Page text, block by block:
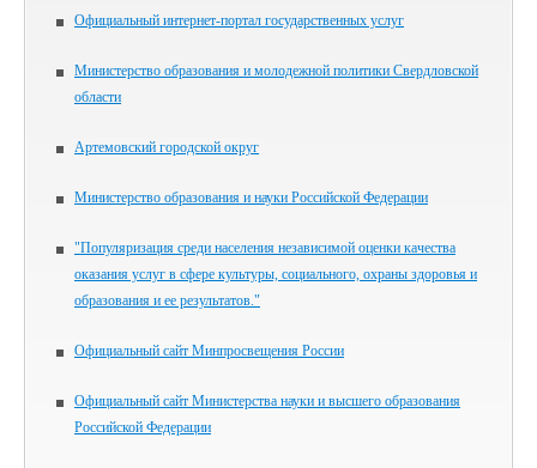
Официальный интернет-портал государственных услуг
Министерство образования и молодежной политики Свердловской
области
Артемовский городской округ
Министерство образования и науки Российской Федерации
"Популяризация среди населения независимой оценки качества
оказания услуг в сфере культуры, социального, охраны здоровья и
образования и ее результатов."
Официальный сайт Минпросвещения России
Официальный сайт Министерства науки и высшего образования
Российской Федерации